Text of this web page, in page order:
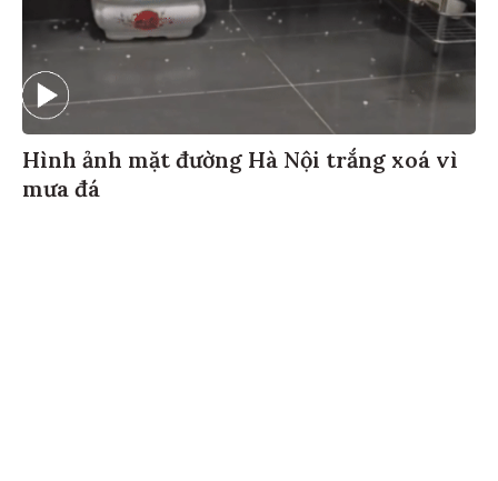
Hình ảnh mặt đường Hà Nội trắng xoá vì
mưa đá